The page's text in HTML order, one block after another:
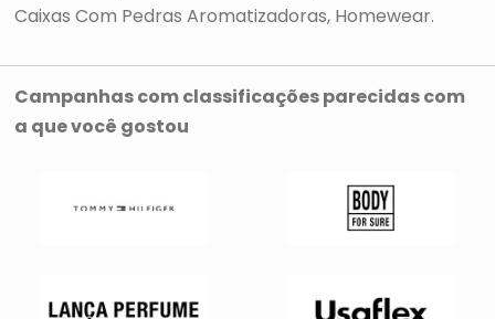
Caixas Com Pedras Aromatizadoras Homewear
Campanhas com classificações parecidas com
a que você gostou